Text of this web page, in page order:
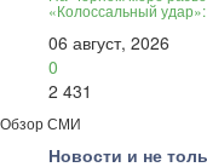
«Колоссальный
06 август, 2026
0
2 431
Обзор СМИ
Новости и не